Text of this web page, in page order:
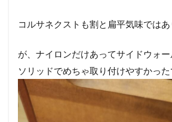
コルサネクストも割と扁平気味ではあ
が、ナイロンだけあってサイドウォ
ソリッドでめちゃ取り付けやすかった